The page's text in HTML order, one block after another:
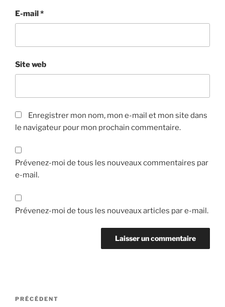
E-mail*
Site web
Enregistrer mon nom, mon e-mail et mon site dans
le navigateur pour mon prochain commentaire.
Prévenez-moi de tous les nouveaux commentaires par
e-mail.
Prévenez-moi de tous les nouveaux articles par e-mail.
Navigation
Article
PRÉCÉDENT